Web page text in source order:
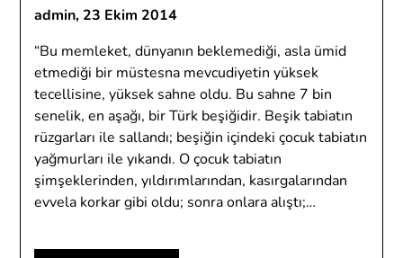
admin, 23 Ekim 2014
“Bu memleket, dünyanın beklemediği, asla ümid
etmediği bir müstesna mevcudiyetin yüksek
tecellisine, yüksek sahne oldu. Bu sahne 7 bin
senelik, en aşağı, bir Türk beşiğidir. Beşik tabiatın
rüzgarları ile sallandı; beşiğin içindeki çocuk tabiatın
yağmurları ile yıkandı. O çocuk tabiatın
şimşeklerinden, yıldırımlarından, kasırgalarından
evvela korkar gibi oldu; sonra onlara alıştı;…